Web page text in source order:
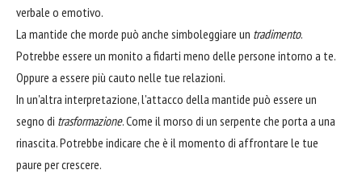
verbale o emotivo.
La mantide che morde può anche simboleggiare un tradimento.
Potrebbe essere un monito a fidarti meno delle persone intorno a te.
Oppure a essere più cauto nelle tue relazioni.
In un'altra interpretazione, l'attacco della mantide può essere un
segno di trasformazione. Come il morso di un serpente che porta a una
rinascita. Potrebbe indicare che è il momento di affrontare le tue
paure per crescere.